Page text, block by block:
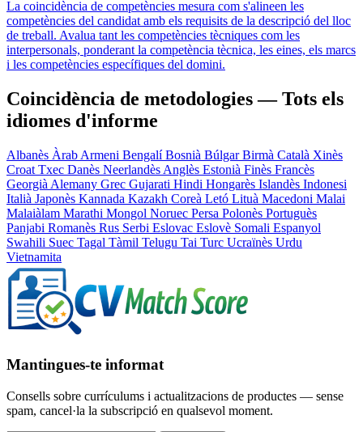
La coincidència de competències mesura com s'alineen les
competències del candidat amb els requisits de la descripció del lloc
de treball. Avalua tant les competències tècniques com les
interpersonals, ponderant la competència tècnica, les eines, els marcs
i les competències específiques del domini.
Coincidència de metodologies — Tots els
idiomes d'informe
Albanès Àrab Armeni BengalíBosnià BúlgarBirmà Català Xinès
Croat Txec Danès Neerlandès Anglès Estonià Finès Francès
Georgià Alemany Grec Gujarati Hindi Hongarès Islandès Indonesi
Italià Japonès Kannada Kazakh Coreà Letó Lituà Macedoni Malai
Malaiàlam Marathi Mongol Noruec Persa Polonès Portuguès
Panjabi Romanès Rus Serbi Eslovac Eslovè Somali Espanyol
Swahili Suec Tagal Tàmil Telugu Tai Turc Ucraïnès Urdu
Vietnamita
Mantingues-te informat
Consells sobre currículums i actualitzacions de productes — sense
spam, cancel·la la subscripció en qualsevol moment.